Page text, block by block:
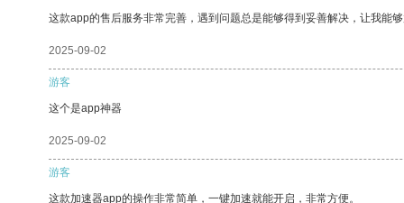
这款app的售后服务非常完善，遇到问题总是能够得到妥善解决，让我能够
2025-09-02
游客
这个是app神器
2025-09-02
游客
这款加速器app的操作非常简单，一键加速就能开启，非常方便。